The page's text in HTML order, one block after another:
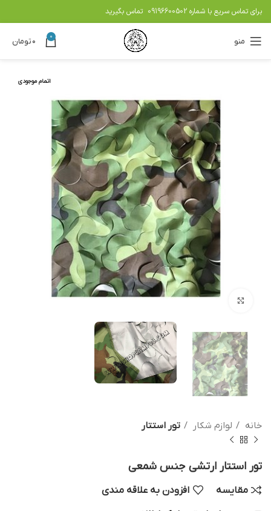
برای تماس سریع با شماره 09196600502 تماس بگیرید
منو 0 ۰تومان
اتمام موجودی
بزرگنمایی تصویر
خانه لوازم شکار تور استتار
تور استتار ارتشی جنس شمعی
مقایسه افزودن به علاقه مندی